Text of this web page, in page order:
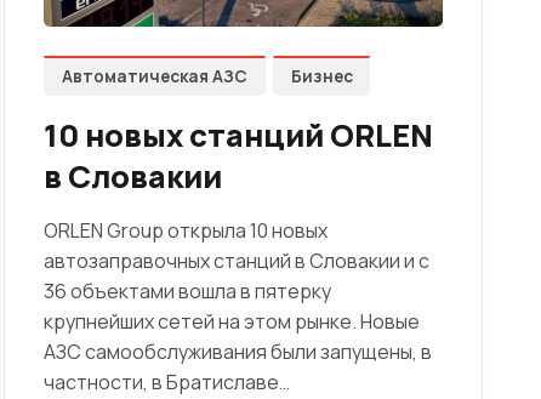
Автоматическая АЗС Бизнес
10 новых станций ORLEN
в Словакии
ORLEN Group открыла 10 новых
автозаправочных станций в Словакии и с
36 объектами вошла в пятерку
крупнейших сетей на этом рынке. Новые
АЗС самообслуживания были запущены, в
частности, в Братиславе…